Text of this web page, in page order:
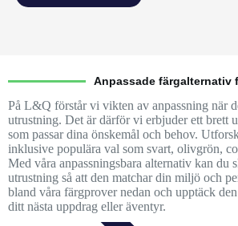
Anpassade
På L&Q förstår vi vikten av anpassning när
utrustning. Det är därför vi erbjuder ett brett
som passar dina önskemål och behov.
inklusive populära val som svart, olivgrön,
Med våra anpassningsbara alternativ kan du
utrustning så att den matchar din miljö och
bland våra färgprover nedan och upptäck
ditt nästa uppdrag eller äventyr.